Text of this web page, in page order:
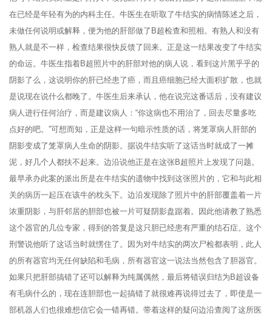
在已经是年轻有为的内科主任。牛医生在听取了牛结实的病情陈述之后，
未做任何说明或解释，便为他的肝部做了B超检查和照相。有熟人和没有
熟人就是不一样，检查结果很快反馈了回来。正是这一结果改变了牛结实
的命运。牛医生指着B超照片中的肝部对他的病人说，看到这片黑乎乎的
阴影了么，这说明你的肝已经患了癌，而且癌细胞已经大面积扩散，也就
是说现在说什么都晚了。牛医生后来承认，他在说完这番话后，没有建议
病人进行任何治疗，而是建议病人：“你这病也不用治了，回去尽量多吃
点好的吧。”可想而知，正是这样一句暗示性质的话，将笼罩病人肝部的
阴影变成了笼罩病人生命的阴影。据说牛结实听了这话当时就成了一摊
泥，好几个人都扶不起来。边沿说他正是在这张B超照片上发现了问题。
最早承办此案的派出所是在牛结实的遗物中找到这张照片的，它和与此相
关的病历一起压在该牛的枕头下。边沿发现除了照片中的肝部覆盖着一片
浓重阴影，与肝邻居的胆部也被一片可疑阴影盘踞着。因此他请教了熟悉
这个器官的几位专家，得到的答复是这只胆已经患有严重的结石症。这个
刑警说他听了这话当时就愣住了。因为对牛结实的两次尸检都表明，此人
的所有器官均无任何缺陷和毛病，所有器官这一说法当然包含了胆器官。
如果只把肝部搞错了还可以解释为纯属偶然，最后将错误归结为B超设备
有毛病什么的，现在连胆部也一起搞错了就很难再说得过去了，即使是一
部机器人们也很难想信它会一错再错。带着这样的疑问边沿查阅了这所医